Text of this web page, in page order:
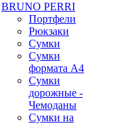
BRUNO PERRI
Портфели
Рюкзаки
Сумки
Сумки
формата А4
Сумки
дорожные -
Чемоданы
Сумки на